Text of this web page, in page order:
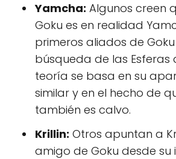
Yamcha: Algunos creen
Goku es en realidad
primeros aliados de Goku
búsqueda de las Esferas
teoría se basa en su
similar y en el hecho de
también es calvo.
Krillin: Otros apuntan a
amigo de Goku desde su